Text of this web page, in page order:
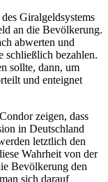
Giralgeldsystems
an die Bevölkerung.
abwerten und
schließlich bezahlen.
sollte, dann, um
und enteignet
zeigen, dass
in Deutschland
letztlich den
Wahrheit von der
Bevölkerung den
sich darauf